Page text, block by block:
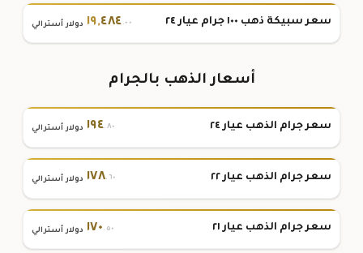
سعر سبيكة ذهب ١٠٠ جرام عيار ٢٤ ١٩,٤٨٤.٠٠ دولار أسترالي
أسعار الذهب بالجرام
سعر جرام الذهب عيار ٢٤ ١٩٤.٨٠ دولار أسترالي
سعر جرام الذهب عيار ٢٢ ١٧٨.٦٠ دولار أسترالي
سعر جرام الذهب عيار ٢١ ١٧٠.٥٠ دولار أسترالي